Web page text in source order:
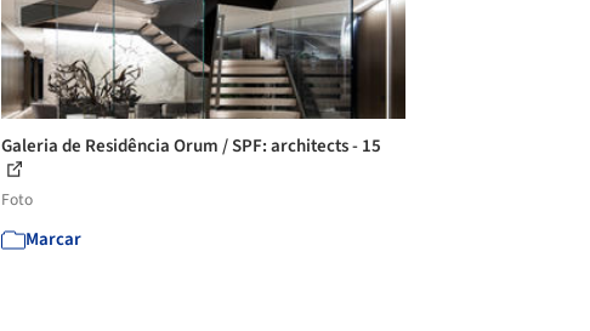
Galeria de Residência Orum / SPF: architects - 15
Foto
Marcar